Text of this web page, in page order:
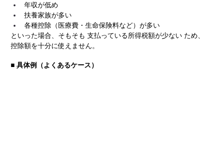
年収が低め
扶養家族が多い
各種控除（医療費・生命保険料など）が多い
といった場合、そもそも 支払っている所得税額が少ない ため、
控除額を十分に使えません。
■ 具体例（よくあるケース）